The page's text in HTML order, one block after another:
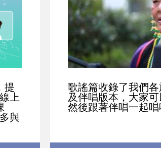
提
上
與
歌謠篇收錄了我們
及伴唱版本，大家
然後跟著伴唱一起